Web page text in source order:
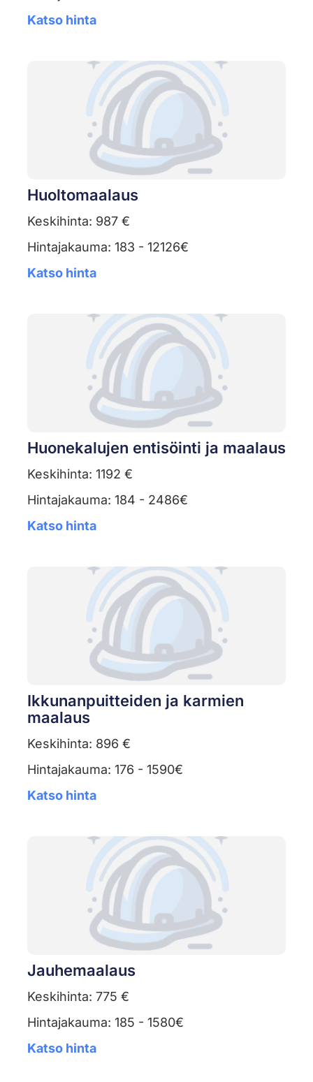
Katso hinta
Huoltomaalaus
Keskihinta: 987 €
Hintajakauma: 183 - 12126€
Katso hinta
Huonekalujen entisöinti ja maalaus
Keskihinta: 1192 €
Hintajakauma: 184 - 2486€
Katso hinta
Ikkunanpuitteiden ja karmien
maalaus
Keskihinta: 896 €
Hintajakauma: 176 - 1590€
Katso hinta
Jauhemaalaus
Keskihinta: 775 €
Hintajakauma: 185 - 1580€
Katso hinta